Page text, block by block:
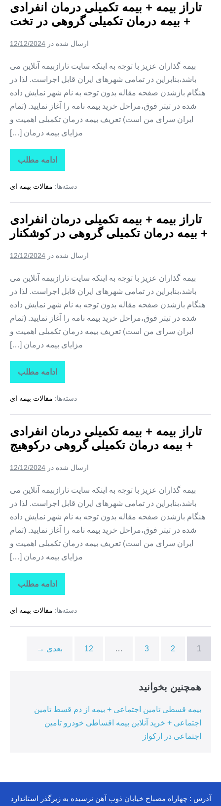
+
بیمه
درمان
تکمیلی
در
تاراز بیمه + بیمه تکمیلی درمان انفرادی
+ بیمه درمان تکمیلی گروهی در تخت
ارسال شده در 12/12/2024
بیمه گذاران عزیز با توجه به اینکه سایت تارازبیمه آنلاین می
باشد،بنابراین در تمامی شهرهای ایران قابل اجراست. لذا در
هنگام بازشدن صفحه مقاله بدون توجه به نام شهر نمایش داده
شده در تیتر فوق،مراحل خرید بیمه نامه را آغاز نمایید. (تمام
ایران سرای من است) تعریف بیمه درمان تکمیلی اهمیت و
مزایای بیمه درمان […]
ادامه مطلب
تاراز
بیمه
بیمه
درمان
+
بیمه
درمان
تکمیلی
در
دسته‌ها: مقالات بیمه ای
تاراز بیمه + بیمه تکمیلی درمان انفرادی
+ بیمه درمان تکمیلی گروهی در کوشکنار
ارسال شده در 12/12/2024
بیمه گذاران عزیز با توجه به اینکه سایت تارازبیمه آنلاین می
باشد،بنابراین در تمامی شهرهای ایران قابل اجراست. لذا در
هنگام بازشدن صفحه مقاله بدون توجه به نام شهر نمایش داده
شده در تیتر فوق،مراحل خرید بیمه نامه را آغاز نمایید. (تمام
ایران سرای من است) تعریف بیمه درمان تکمیلی اهمیت و
مزایای بیمه درمان […]
ادامه مطلب
تاراز
بیمه
بیمه
درمان
+
بیمه
درمان
تکمیلی
در
دسته‌ها: مقالات بیمه ای
تاراز بیمه + بیمه تکمیلی درمان انفرادی
+ بیمه درمان تکمیلی گروهی درکوهیج
ارسال شده در 12/12/2024
بیمه گذاران عزیز با توجه به اینکه سایت تارازبیمه آنلاین می
باشد،بنابراین در تمامی شهرهای ایران قابل اجراست. لذا در
هنگام بازشدن صفحه مقاله بدون توجه به نام شهر نمایش داده
شده در تیتر فوق،مراحل خرید بیمه نامه را آغاز نمایید. (تمام
ایران سرای من است) تعریف بیمه درمان تکمیلی اهمیت و
مزایای بیمه درمان […]
ادامه مطلب
تاراز
بیمه
بیمه
درمان
بیمه
دسته‌ها: مقالات بیمه ای
1
2
3
…
12 بعدی →
همچنین بخوانید
بیمه قسطی تامین اجتماعی + بیمه از دم قسط تامین
اجتماعی + خرید آنلاین بیمه اقساطی خودرو تامین
اجتماعی در ارکواز
آدرس : چهاراه مصباح خیابان ذوب آهن نرسیده به زیرگذر استاندارد